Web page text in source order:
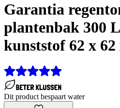
Garantia
plantenbak 300
kunststof 62 x 62
Dit product bespaart water